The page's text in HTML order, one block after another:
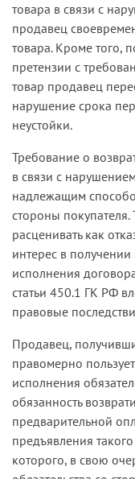
товара в связи с
продавец
товара. Кроме того,
претензии с
товар продавец
нарушение срока
неустойки.
Требование о
в связи с
надлежащим
стороны покупателя.
расценивать как
интерес в
исполнения
статьи 450.1 ГК РФ
правовые
Продавец,
правомерно
исполнения
обязанность
предварительной
предъявления
которого, в свою